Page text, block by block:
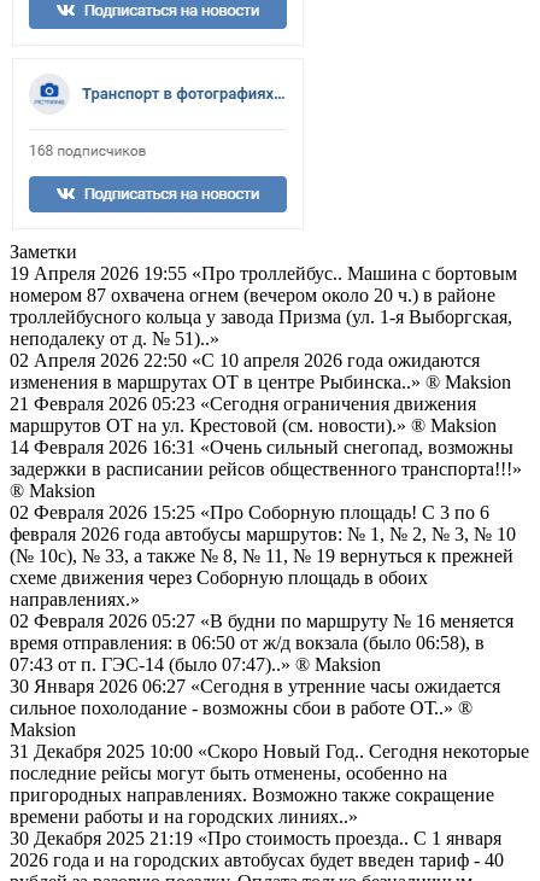
Заметки
19 Апреля 2026 19:55 «Про троллейбус.. Машина с бортовым
номером 87 охвачена огнем (вечером около 20 ч.) в районе
троллейбусного кольца у завода Призма (ул. 1-я Выборгская,
неподалеку от д. № 51)..»
02 Апреля 2026 22:50 «С 10 апреля 2026 года ожидаются
изменения в маршрутах ОТ в центре Рыбинска..» ® Maksion
21 Февраля 2026 05:23 «Сегодня ограничения движения
маршрутов ОТ на ул. Крестовой (см. новости).» ® Maksion
14 Февраля 2026 16:31 «Очень сильный снегопад, возможны
задержки в расписании рейсов общественного транспорта!!!»
® Maksion
02 Февраля 2026 15:25 «Про Соборную площадь! С 3 по 6
февраля 2026 года автобусы маршрутов: № 1, № 2, № 3, № 10
(№ 10с), № 33, а также № 8, № 11, № 19 вернуться к прежней
схеме движения через Соборную площадь в обоих
направлениях.»
02 Февраля 2026 05:27 «В будни по маршруту № 16 меняется
время отправления: в 06:50 от ж/д вокзала (было 06:58), в
07:43 от п. ГЭС-14 (было 07:47)..» ® Maksion
30 Января 2026 06:27 «Сегодня в утренние часы ожидается
сильное похолодание - возможны сбои в работе ОТ..» ®
Maksion
31 Декабря 2025 10:00 «Скоро Новый Год.. Сегодня некоторые
последние рейсы могут быть отменены, особенно на
пригородных направлениях. Возможно также сокращение
времени работы и на городских линиях..»
30 Декабря 2025 21:19 «Про стоимость проезда.. С 1 января
2026 года и на городских автобусах будет введен тариф - 40